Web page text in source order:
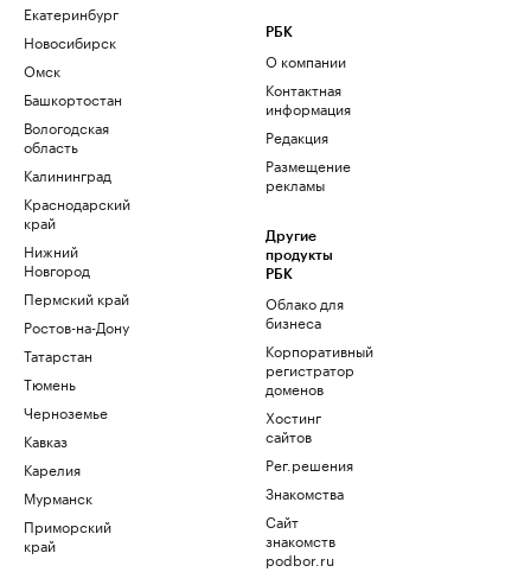
Екатеринбург
Новосибирск
Омск
Башкортостан
Вологодская
область
Калининград
Краснодарский
край
Нижний
Новгород
Пермский край
Ростов-на-Дону
Татарстан
Тюмень
Черноземье
Кавказ
Карелия
Мурманск
Приморский
край
РБК
О компании
Контактная
информация
Редакция
Размещение
рекламы
Другие
продукты
РБК
Облако для
бизнеса
Корпоративный
регистратор
доменов
Хостинг
сайтов
Рег.решения
Знакомства
Сайт
знакомств
podbor.ru